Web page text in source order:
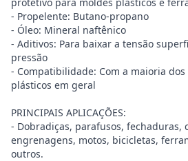
- Propelente: Butano-propano
- Óleo: Mineral naftênico
- Aditivos: Para baixar a tensão
pressão
- Compatibilidade: Com a maioria
plásticos em geral
PRINCIPAIS APLICAÇÕES:
- Dobradiças, parafusos, fechaduras,
engrenagens, motos, bicicletas,
outros.